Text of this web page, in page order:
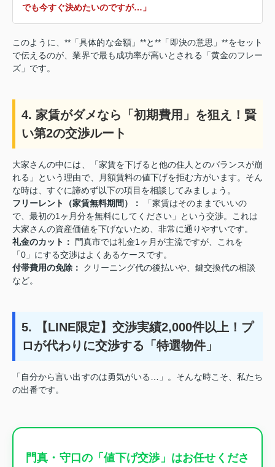
でも今すぐ決めたいのですが…」
このように、**「具体的な金額」**と**「即決の意思」**をセット
で伝えるのが、業界で最も成功率が高いとされる「黄金のフレー
ズ」です。
4. 家賃がダメなら「初期費用」を狙え！賢
い第2の交渉ルート
大家さんの中には、「家賃を下げると他の住人とのバランスが崩
れる」という理由で、月額賃料の値下げを拒む方がいます。そん
な時は、すぐに諦めず以下の項目を相談してみましょう。
フリーレント（家賃無料期間）：
「家賃はそのままでいいの
で、最初の1ヶ月分を無料にしてください」という交渉。これは
大家さんの資産価値を下げないため、非常に通りやすいです。
礼金のカット：
門真市では礼金1ヶ月が主流ですが、これを
「0」にする交渉はよくあるケースです。
付帯費用の免除：
クリーニング代の後払いや、鍵交換代の相談
など。
5. 【LINE限定】交渉実績2,000件以上！プ
ロが代わりに交渉する「特選物件」
「自分から言い出すのは勇気がいる…」。そんな時こそ、私たち
の出番です。
門真・守口の「値下げ交渉」はお任せくださ